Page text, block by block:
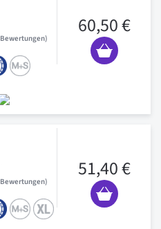
Bewertungen
60,50 €
Bewertungen
51,40 €